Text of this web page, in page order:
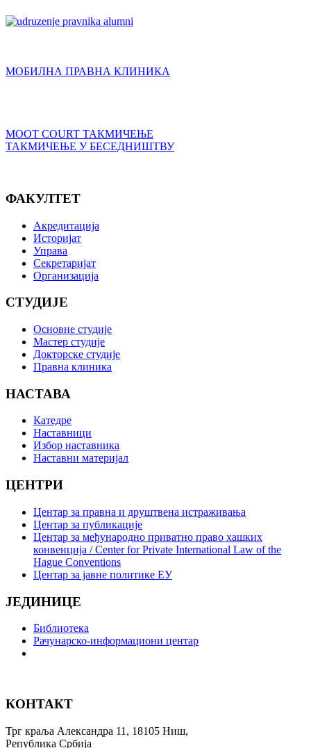
МОБИЛНА ПРАВНА КЛИНИКА
MOOT COURT ТАКМИЧЕЊЕ
ТАКМИЧЕЊЕ У БЕСЕДНИШТВУ
ФАКУЛТЕТ
Акредитација
Историјат
Управа
Секретаријат
Организација
СТУДИЈЕ
Основне студије
Мастер студије
Докторске студије
Правна клиника
НАСТАВА
Катедре
Наставници
Избор наставника
Наставни материјал
ЦЕНТРИ
Центар за правна и друштвена истраживања
Центар за публикације
Центар за међународно приватно право хашких
конвенција / Center for Private International Law of the
Hague Conventions
Центар за јавне политике ЕУ
ЈЕДИНИЦЕ
Библиотека
Рачунарско-информациони центар
КОНТАКТ
Трг краља Александра 11, 18105 Ниш,
Република Србија